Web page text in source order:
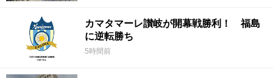
カマタマーレ讃岐が開幕戦勝利！ 福島
に逆転勝ち
5時間前